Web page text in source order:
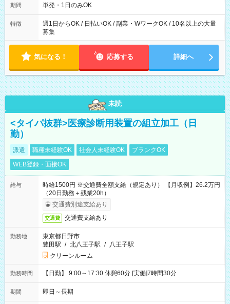
可能です！ ※1日あたりの最大実働時間は日勤、夜勤共に勤務し
期間 単発・1日のみOK
特徴
週1日からOK / 日払いOK / 副業・WワークOK / 10名以上の大量
募集
気になる！ 応募する 詳細へ
未読
<タイパ抜群>医療診断用装置の組立加工（日
勤）
派遣 職種未経験OK 社会人未経験OK
ブランクOK
WEB登録・面接OK
給与
時給1500円 ※交通費全額支給（規定あり） 【月収例】26.2万円
（20日勤務＋残業20h）
交通費別途支給あり
交通費 交通費支給あり
勤務地
東京都日野市
豊田駅 / 北八王子駅 / 八王子駅
クリーンルーム
勤務時間 【日勤】 9:00～17:30 休憩60分 [実働]7時間30分
期間 即日～長期